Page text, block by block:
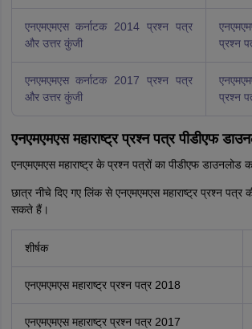
एनएमएमएस कर्नाटक 2014 प्रश्न पत्र
और उत्तर कुंजी
प्रश्न
एनएमएमएस कर्नाटक 2017 प्रश्न पत्र
और उत्तर कुंजी
प्रश्न
एनएमएमएस महाराष्ट्र प्रश्न पत्र पीडीएफ
एनएमएमएस महाराष्ट्र के प्रश्न पत्रों का पीडीएफ डाउनलोड
छात्र नीचे दिए गए लिंक से एनएमएमएस महाराष्ट्र प्रश्न पत्र
सकते हैं।
शीर्षक
एनएमएमएस महाराष्ट्र प्रश्न पत्र 2018
एनएमएमएस महाराष्ट्र प्रश्न पत्र 2017